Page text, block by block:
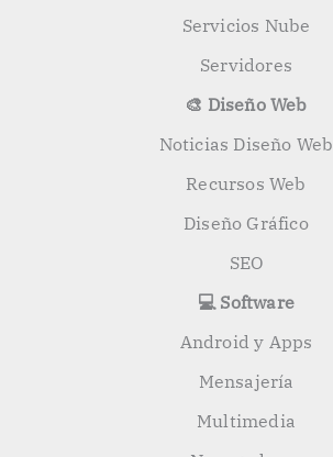
Servicios Nube
Servidores
🎨 Diseño Web
Noticias Diseño Web
Recursos Web
Diseño Gráfico
SEO
💻 Software
Android y Apps
Mensajería
Multimedia